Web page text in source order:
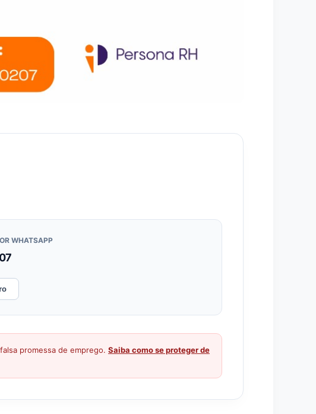
WHATSAPP
promessa de emprego. Saiba como se proteger de